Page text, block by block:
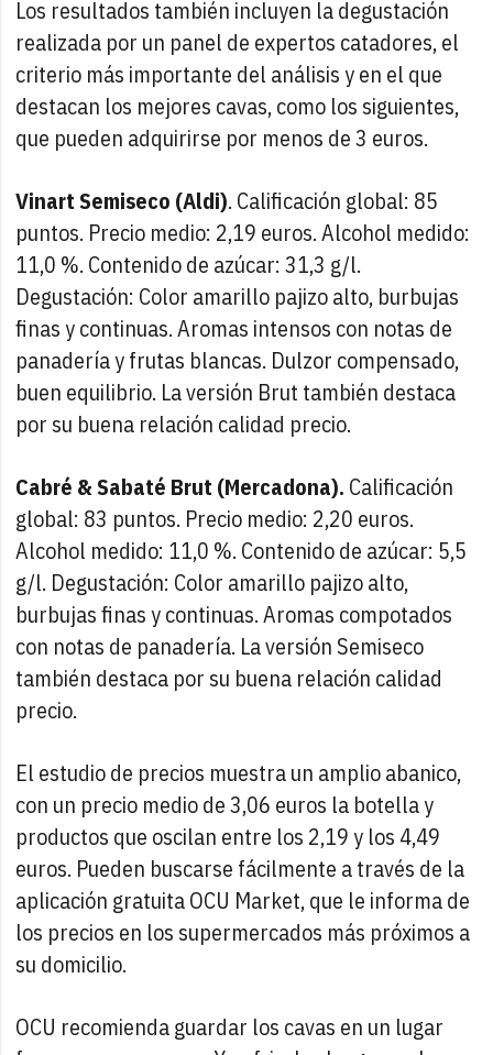
Los resultados también incluyen la degustación
realizada por un panel de expertos catadores, el
criterio más importante del análisis y en el que
destacan los mejores cavas, como los siguientes,
que pueden adquirirse por menos de 3 euros.
Vinart Semiseco (Aldi). Calificación global: 85
puntos. Precio medio: 2,19 euros. Alcohol medido:
11,0 %. Contenido de azúcar: 31,3 g/l.
Degustación: Color amarillo pajizo alto, burbujas
finas y continuas. Aromas intensos con notas de
panadería y frutas blancas. Dulzor compensado,
buen equilibrio. La versión Brut también destaca
por su buena relación calidad precio.
Cabré & Sabaté Brut (Mercadona). Calificación
global: 83 puntos. Precio medio: 2,20 euros.
Alcohol medido: 11,0 %. Contenido de azúcar: 5,5
g/l. Degustación: Color amarillo pajizo alto,
burbujas finas y continuas. Aromas compotados
con notas de panadería. La versión Semiseco
también destaca por su buena relación calidad
precio.
El estudio de precios muestra un amplio abanico,
con un precio medio de 3,06 euros la botella y
productos que oscilan entre los 2,19 y los 4,49
euros. Pueden buscarse fácilmente a través de la
aplicación gratuita OCU Market, que le informa de
los precios en los supermercados más próximos a
su domicilio.
OCU recomienda guardar los cavas en un lugar